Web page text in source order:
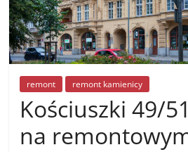
remont remont kamienicy
Kościuszki 49/51
na